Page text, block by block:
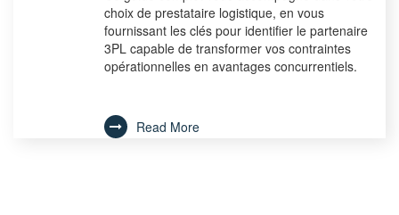
choix de prestataire logistique, en vous
fournissant les clés pour identifier le partenaire
3PL capable de transformer vos contraintes
opérationnelles en avantages concurrentiels.
Read More